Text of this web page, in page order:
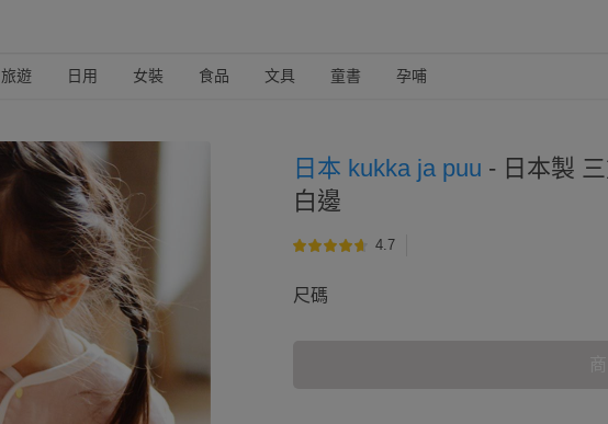
旅遊 日用 女裝 食品 文具 童書 孕哺
日本 kukka ja puu - 日本製
白邊
4.7
尺碼